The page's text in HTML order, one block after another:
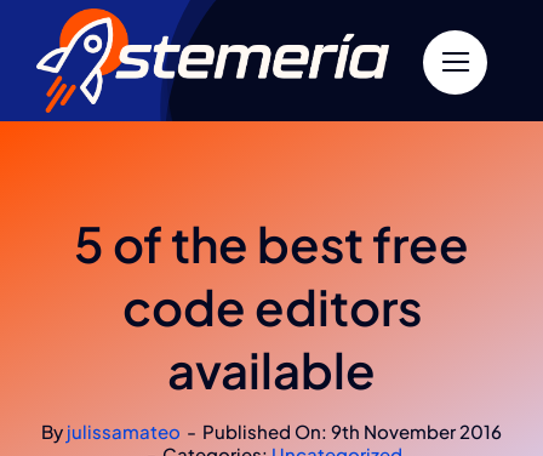
content
5 of the best free
code editors
available
By julissamateo - Published On: 9th November 2016